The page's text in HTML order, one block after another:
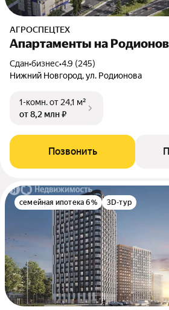
АГРОСПЕЦТЕХ
Апартаменты на
Сдан•бизнес•4.9 (245)
Нижний Новгород, ул. Родионова
1-комн.от 24,1 м²
от 8,2 млн ₽
Позвонить
семейная ипотека 6% 3D-тур